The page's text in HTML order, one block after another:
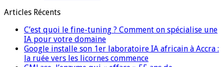
Articles Récents
C’est quoi le fine-tuning ? Comment on spécialise une
IA pour votre domaine
Google installe son 1er laboratoire IA africain à Accra :
la ruée vers les licornes commence